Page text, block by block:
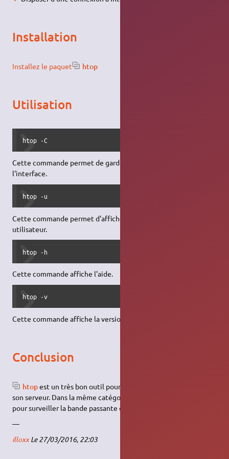
Installation
Installez le paquet htop
Utilisation
htop -C
Cette commande permet de garder la même couleur sur toute
l'interface.
htop -u
Cette commande permet d'afficher les processus d'un
utilisateur.
htop -h
Cette commande affiche l'aide.
htop -v
Cette commande affiche la version de HTOP.
Conclusion
htopest un très bon outil pour superviser les ressources de
son serveur. Dans la même catégorie,
pour surveiller la bande passante de son serveur.
—
illoxxLe 27/03/2016, 22:03